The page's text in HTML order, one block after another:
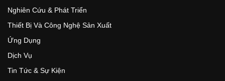
Nghiên Cứu & Phát Triển
Thiết Bị Và Công Nghệ Sản Xuất
Ứng Dụng
Dịch Vụ
Tin Tức & Sự Kiện